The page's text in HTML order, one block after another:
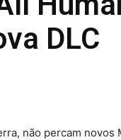
DLC
não percam